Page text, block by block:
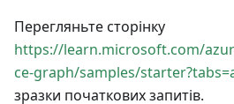
Перегляньте сторінку
https://learn.microsoft.com/
ce-graph/samples/
зразки початкових запитів.